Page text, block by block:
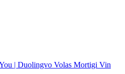
| Duolingvo Volas Mortigi Vin